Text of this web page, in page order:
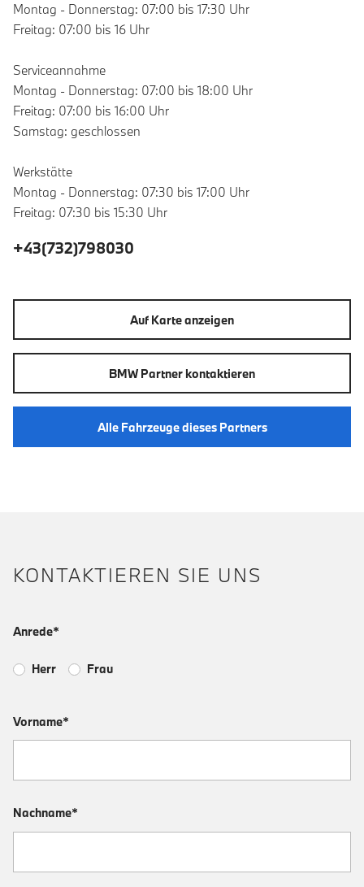
Montag - Donnerstag: 07:00 bis 17:30 Uhr
Freitag: 07:00 bis 16 Uhr
Serviceannahme
Montag - Donnerstag: 07:00 bis 18:00 Uhr
Freitag: 07:00 bis 16:00 Uhr
Samstag: geschlossen
Werkstätte
Montag - Donnerstag: 07:30 bis 17:00 Uhr
Freitag: 07:30 bis 15:30 Uhr
+43(732)798030
Auf Karte anzeigen
BMW Partner kontaktieren
Alle Fahrzeuge dieses Partners
KONTAKTIEREN SIE UNS
Anrede*
Herr Frau
Vorname*
Nachname*